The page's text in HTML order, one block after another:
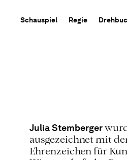
Schauspiel Regie
Julia Stemberger
ausgezeichnet mit
Ehrenzeichen für